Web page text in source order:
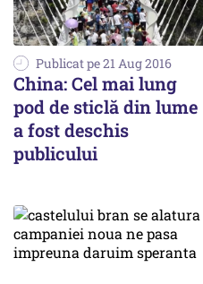
Publicat pe 21 Aug 2016
China: Cel mai lung
pod de sticlă din lume
a fost deschis
publicului